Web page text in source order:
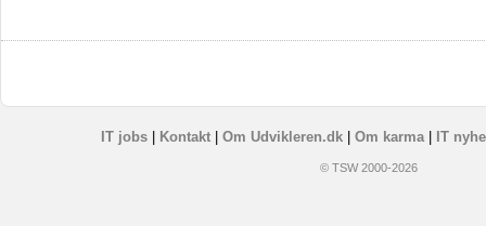
IT jobs| Kontakt| Om Udvikleren.dk| Om karma| IT
© TSW 2000-2026